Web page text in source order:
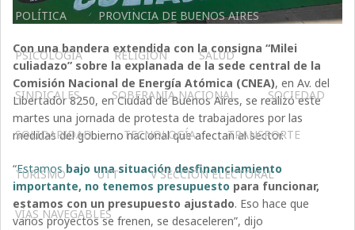
POLÍTICA PROVINCIA DE BUENOS AIRES
PSICOLOGÍA RELIGIÓN SALUD
SINDICALES SOBERANÍA NACIONAL SOCIEDAD
SOLIDARIDAD TECNOLOGÍA TRANSPORTE
TURISMO UTT V SECCIÓN ELECTORAL
VÍAS NAVEGABLES
Con una bandera extendida con la consigna “Milei
culiadazo” sobre la explanada de la sede central de la
Comisión Nacional de Energía Atómica (CNEA), en Av. del
Libertador 8250, en Ciudad de Buenos Aires, se realizó este
martes una jornada de protesta de trabajadores por las
medidas del gobierno nacional que afectan al sector.
“Estamosbajo una situación desfinanciamiento
importante, no tenemos presupuesto para funcionar,
estamos con un presupuesto ajustado. Eso hace que
varios proyectos se frenen, se desaceleren”, dijo